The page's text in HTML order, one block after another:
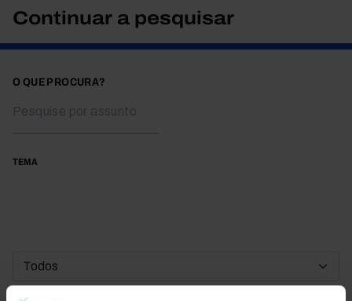
Continuar a pesquisar
O QUE PROCURA?
TEMA